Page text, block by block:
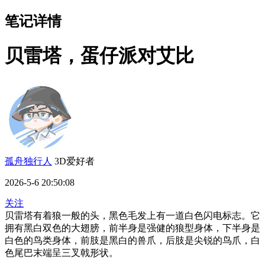
笔记详情
贝雷塔，蛋仔派对艾比
孤舟独行人 3D爱好者
2026-5-6 20:50:08
关注
贝雷塔有着狼一般的头，黑色毛发上有一道白色闪电标志。它
拥有黑白双色的大翅膀，前半身是强健的狼型身体，下半身是
白色的鸟类身体，前肢是黑白的兽爪，后肢是尖锐的鸟爪，白
色尾巴末端呈三叉戟形状。